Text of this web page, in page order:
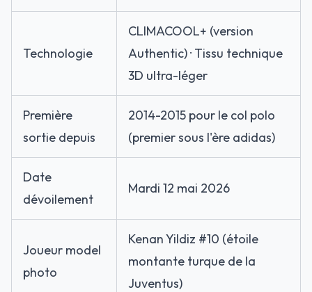
Technologie
CLIMACOOL+ (version
Authentic) · Tissu technique
3D ultra-léger
Première
sortie depuis
2014-2015 pour le col polo
(premier sous l'ère adidas)
Date
dévoilement
Mardi 12 mai 2026
Joueur model
photo
Kenan Yildiz #10 (étoile
montante turque de la
Juventus)